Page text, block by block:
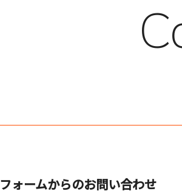
フォームからのお問い合わせ